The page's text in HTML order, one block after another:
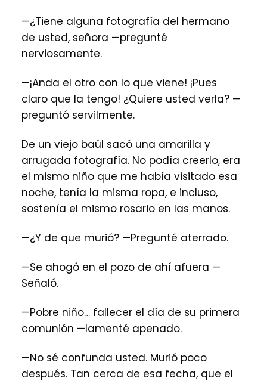
—¿Tiene alguna fotografía del hermano
de usted, señora —pregunté
nerviosamente.
—¡Anda el otro con lo que viene! ¡Pues
claro que la tengo! ¿Quiere usted verla? —
preguntó servilmente.
De un viejo baúl sacó una amarilla y
arrugada fotografía. No podía creerlo, era
el mismo niño que me había visitado esa
noche, tenía la misma ropa, e incluso,
sostenía el mismo rosario en las manos.
—¿Y de que murió? —Pregunté aterrado.
—Se ahogó en el pozo de ahí afuera —
Señaló.
—Pobre niño… fallecer el día de su primera
comunión —lamenté apenado.
—No sé confunda usted. Murió poco
después. Tan cerca de esa fecha, que el